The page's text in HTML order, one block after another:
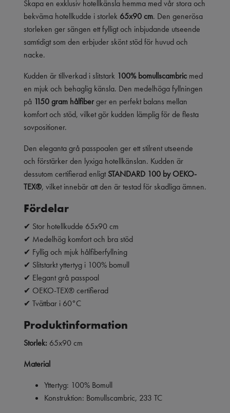
Skapa en exklusiv hotellkänsla hemma med vår stora och
bekväma hotellkudde i storlek 65x90 cm. Den generösa
storleken ger sängen ett fylligt och inbjudande utseende
samtidigt som den erbjuder skönt stöd för huvud och
nacke.
Kudden är tillverkad i slitstark 100% bomullscambric med
en mjuk och behaglig känsla. Den medelhöga fyllningen
på 1150 gram hålfiberger en perfekt balans mellan
komfort och stöd, vilket gör kudden lämplig för de flesta
sovpositioner.
Den eleganta grå passpoalen ger ett stilrent utseende
och förstärker den lyxiga hotellkänslan. Kudden är
dessutom certifierad enligtSTANDARD 100 by OEKO-
TEX®, vilket innebär att den är testad för skadliga ämnen.
Fördelar
✔ Stor hotellkudde 65x90 cm
✔ Medelhög komfort och bra stöd
✔ Fyllig och mjuk hålfiberfyllning
✔ Slitstarkt yttertyg i 100% bomull
✔ Elegant grå passpoal
✔ OEKO-TEX® certifierad
✔ Tvättbar i 60°C
Produktinformation
Storlek: 65x90 cm
Material
Yttertyg: 100% Bomull
Konstruktion: Bomullscambric, 233 TC